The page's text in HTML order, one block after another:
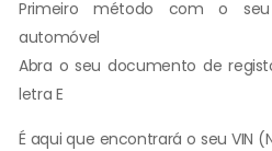
Primeiro método com o
automóvel
Abra o seu documento de
letra E
É aqui que encontrará o seu VIN